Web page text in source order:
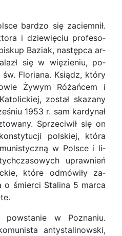
bardzo się zaciem­nił.
i dziewięciu profeso­
Baziak, następca ar­
się w więzieniu, po­
Floriana. Ksiądz, który
Żywym Różańcem i
został skazany
1953 r. sam kardynał
Sprzeciwił się on
polskiej, która
w Polsce i li­
uprawnień
które odmówiły za­
o śmierci Stalina 5 marca
w Poznaniu.
antystalinowski,